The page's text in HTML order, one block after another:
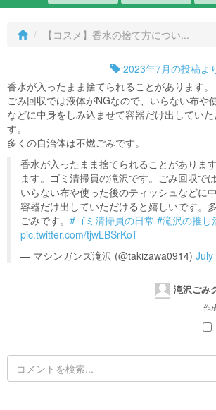
【コスメ】香水の捨て方につい...
2023年7月の投稿よ
香水が入ったまま捨てられることがあります。
ごみ回収では液体がNGなので、いらない布や
などに中身をしみ込ませて容器だけ出してい
す。
多くの自治体は不燃ごみです。
香水が入ったまま捨てられることがありま
ます。ゴミ清掃員の滝沢です。ごみ回収で
いらない布や使った後のティッシュなどに
容器だけ出していただけると嬉しいです。
ごみです。 #ゴミ清掃員の日常 #滝沢の推し
pic.twitter.com/tjwLBSrKoT
— マシンガンズ滝沢 (@takizawa0914) July
滝沢ごみ
作